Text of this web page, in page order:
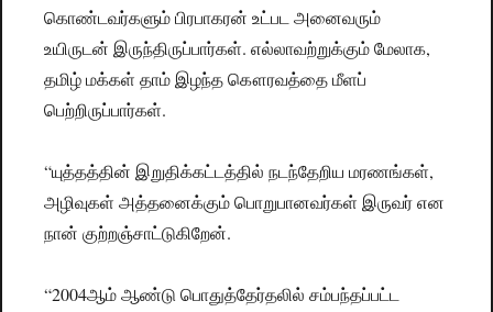
கொண்டவர்களும் பிரபாகரன் உட்பட அனைவரும்
உயிருடன் இருந்திருப்பார்கள். எல்லாவற்றுக்கும் மேலாக,
தமிழ் மக்கள் தாம் இழந்த கௌரவத்தை மீளப்
பெற்றிருப்பார்கள்.
“யுத்தத்தின் இறுதிக்கட்டத்தில் நடந்தேறிய மரணங்கள்,
அழிவுகள் அத்தனைக்கும் பொறுபானவர்கள் இருவர் என
நான் குற்றஞ்சாட்டுகிறேன்.
“2004ஆம் ஆண்டு பொதுத்தேர்தலில் சம்பந்தப்பட்ட